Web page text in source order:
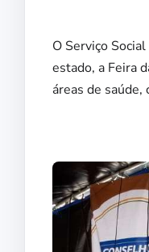
O Serviço
estado, a Feira
áreas de